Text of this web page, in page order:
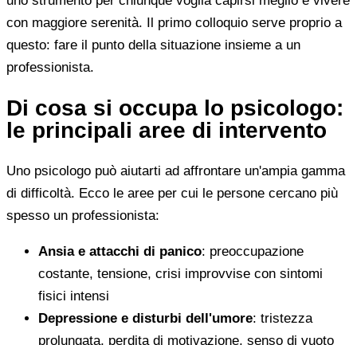
con maggiore serenità. Il primo colloquio serve proprio a
questo: fare il punto della situazione insieme a un
professionista.
Di cosa si occupa lo psicologo:
le principali aree di intervento
Uno psicologo può aiutarti ad affrontare un'ampia gamma
di difficoltà. Ecco le aree per cui le persone cercano più
spesso un professionista:
Ansia e attacchi di panico: preoccupazione
costante, tensione, crisi improvvise con sintomi
fisici intensi
Depressione e disturbi dell'umore: tristezza
prolungata, perdita di motivazione, senso di vuoto